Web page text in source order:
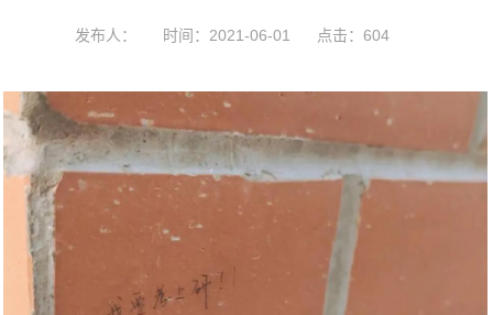
发布人： 时间：2021-06-01 点击： 604